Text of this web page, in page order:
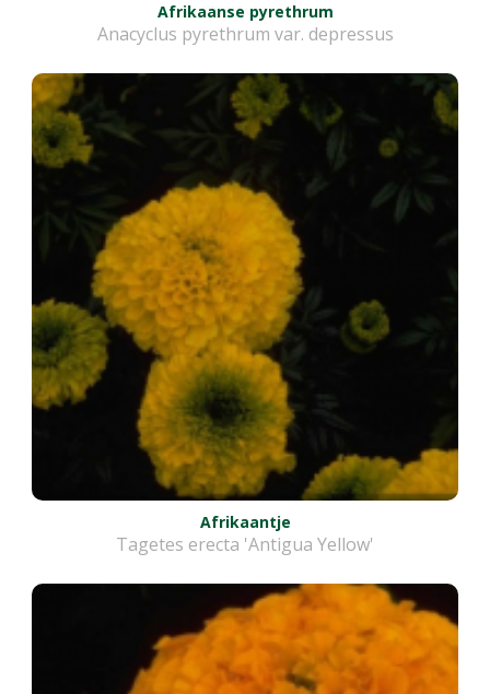
Afrikaanse pyrethrum
Anacyclus pyrethrum var. depressus
Afrikaantje
Tagetes erecta 'Antigua Yellow'